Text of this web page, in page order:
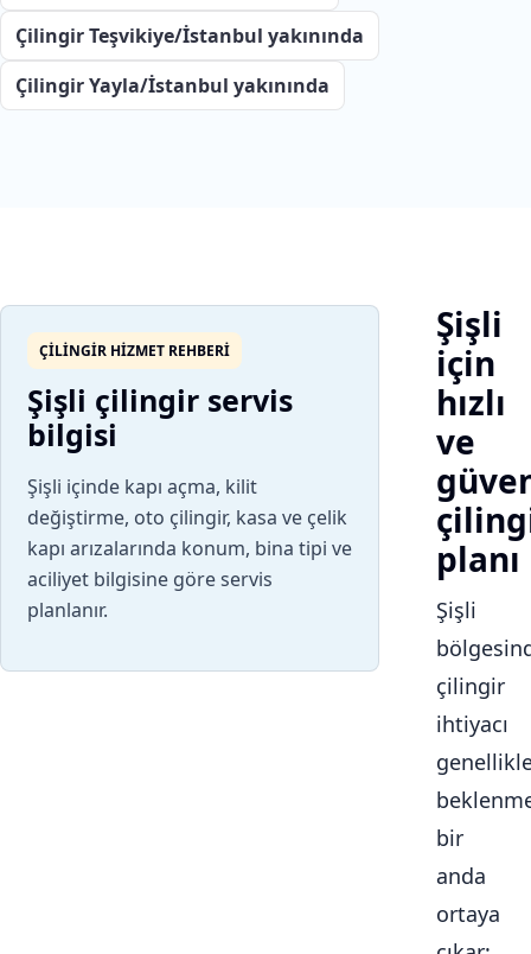
Çilingir Teşvikiye/İstanbul yakınında
Çilingir Yayla/İstanbul yakınında
ÇILINGIR HIZMET REHBERI
Şişli çilingir servis
bilgisi
Şişli içinde kapı açma, kilit
değiştirme, oto çilingir, kasa ve çelik
kapı arızalarında konum, bina tipi ve
aciliyet bilgisine göre servis
planlanır.
Şişli
için
hızlı
ve
planı
Şişli
çilingir
ihtiyacı
bir
anda
ortaya